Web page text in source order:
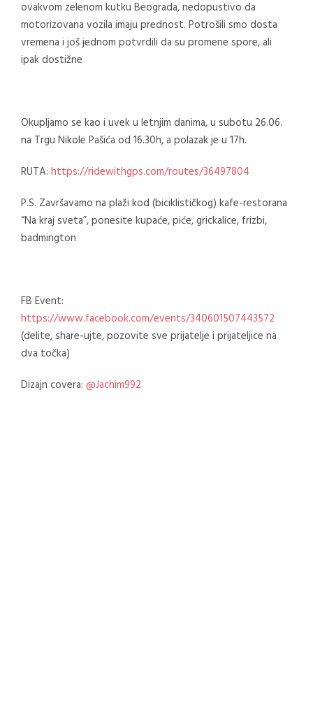
ovakvom zelenom kutku Beograda, nedopustivo da
motorizovana vozila imaju prednost. Potrošili smo dosta
vremena i još jednom potvrdili da su promene spore, ali
ipak dostižne
Okupljamo se kao i uvek u letnjim danima, u subotu 26.06.
na Trgu Nikole Pašića od 16.30h, a polazak je u 17h.
RUTA: https://ridewithgps.com/routes/36497804
P.S. Završavamo na plaži kod (biciklističkog) kafe-restorana
“Na kraj sveta”, ponesite kupaće, piće, grickalice, frizbi,
badmington
FB Event:
https://www.facebook.com/events/340601507443572
(delite, share-ujte, pozovite sve prijatelje i prijateljice na
dva točka)
Dizajn covera: @Jachim992